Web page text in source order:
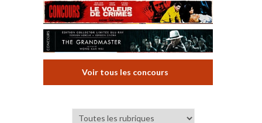
Voir tous les concours